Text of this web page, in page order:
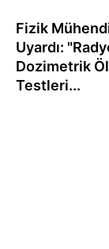
Fizik
Uyardı:
Dozimetrik
Testleri...